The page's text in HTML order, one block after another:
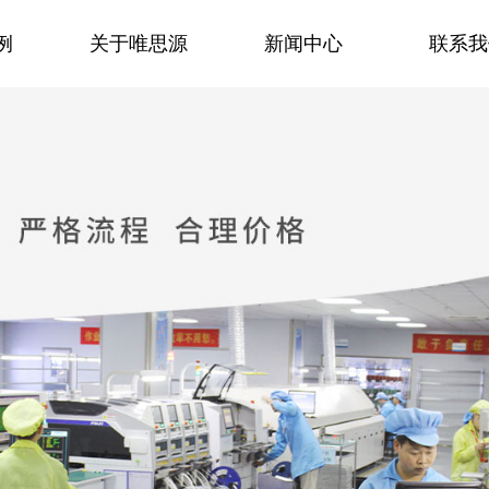
关于唯思源 新闻中心 联系